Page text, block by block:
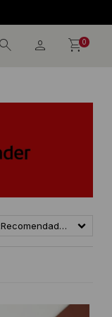
0
Recomendados